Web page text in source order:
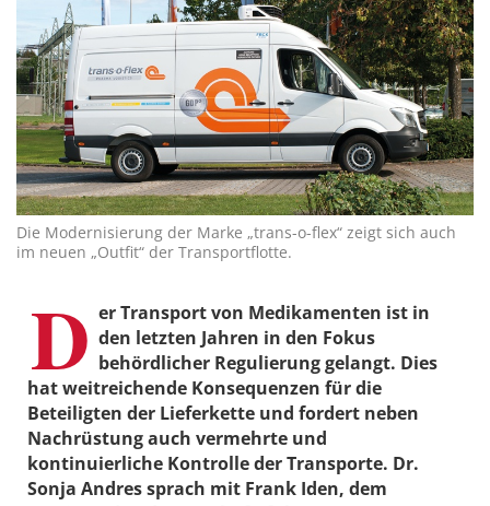
Die Modernisierung der Marke „trans-o-flex“ zeigt sich auch
im neuen „Outfit“ der Transportflotte.
D er Transport von Medikamenten ist in
den letzten Jahren in den Fokus
behördlicher Regulierung gelangt. Dies
hat weitreichende Konsequenzen für die
Beteiligten der Lieferkette und fordert neben
Nachrüstung auch vermehrte und
kontinuierliche Kontrolle der Transporte. Dr.
Sonja Andres sprach mit Frank Iden, dem